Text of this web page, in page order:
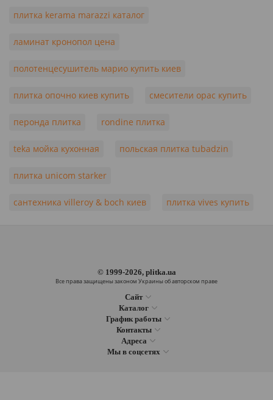
плитка kerama marazzi каталог
ламинат кронопол цена
полотенцесушитель марио купить киев
плитка опочно киев купить смесители орас купить
перонда плитка rondine плитка
teka мойка кухонная польская плитка tubadzin
плитка unicom starker
сантехника villeroy & boch киев плитка vives купить
© 1999-2026, plitka.ua
Все права защищены законом Украины об авторском праве
Сайт
Каталог
График работы
Контакты
Адреса
Мы в соцсетях